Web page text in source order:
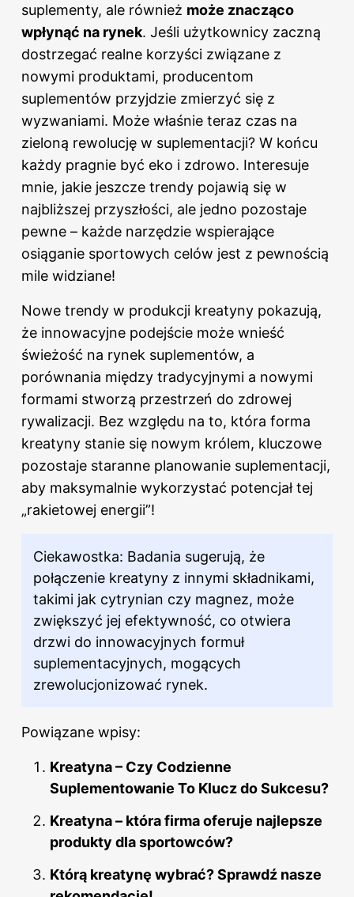
suplementy, ale również może znacząco
wpłynąć na rynek. Jeśli użytkownicy zaczną
dostrzegać realne korzyści związane z
nowymi produktami, producentom
suplementów przyjdzie zmierzyć się z
wyzwaniami. Może właśnie teraz czas na
zieloną rewolucję w suplementacji? W końcu
każdy pragnie być eko i zdrowo. Interesuje
mnie, jakie jeszcze trendy pojawią się w
najbliższej przyszłości, ale jedno pozostaje
pewne – każde narzędzie wspierające
osiąganie sportowych celów jest z pewnością
mile widziane!
Nowe trendy w produkcji kreatyny pokazują,
że innowacyjne podejście może wnieść
świeżość na rynek suplementów, a
porównania między tradycyjnymi a nowymi
formami stworzą przestrzeń do zdrowej
rywalizacji. Bez względu na to, która forma
kreatyny stanie się nowym królem, kluczowe
pozostaje staranne planowanie suplementacji,
aby maksymalnie wykorzystać potencjał tej
„rakietowej energii”!
Ciekawostka: Badania sugerują, że
połączenie kreatyny z innymi składnikami,
takimi jak cytrynian czy magnez, może
zwiększyć jej efektywność, co otwiera
drzwi do innowacyjnych formuł
suplementacyjnych, mogących
zrewolucjonizować rynek.
Powiązane wpisy:
Kreatyna – Czy Codzienne
Suplementowanie To Klucz do Sukcesu?
Kreatyna – która firma oferuje najlepsze
produkty dla sportowców?
Którą kreatynę wybrać? Sprawdź nasze